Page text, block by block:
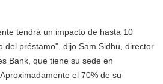
tendrá un impacto de hasta 10
del préstamo", dijo Sam Sidhu, director
Bank, que tiene su sede en
el 70% de su